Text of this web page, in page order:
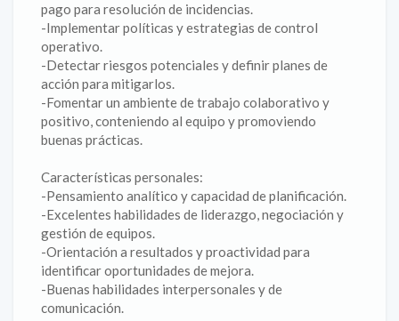
pago para resolución de incidencias.
-Implementar políticas y estrategias de control
operativo.
-Detectar riesgos potenciales y definir planes de
acción para mitigarlos.
-Fomentar un ambiente de trabajo colaborativo y
positivo, conteniendo al equipo y promoviendo
buenas prácticas.
Características personales:
-Pensamiento analítico y capacidad de planificación.
-Excelentes habilidades de liderazgo, negociación y
gestión de equipos.
-Orientación a resultados y proactividad para
identificar oportunidades de mejora.
-Buenas habilidades interpersonales y de
comunicación.